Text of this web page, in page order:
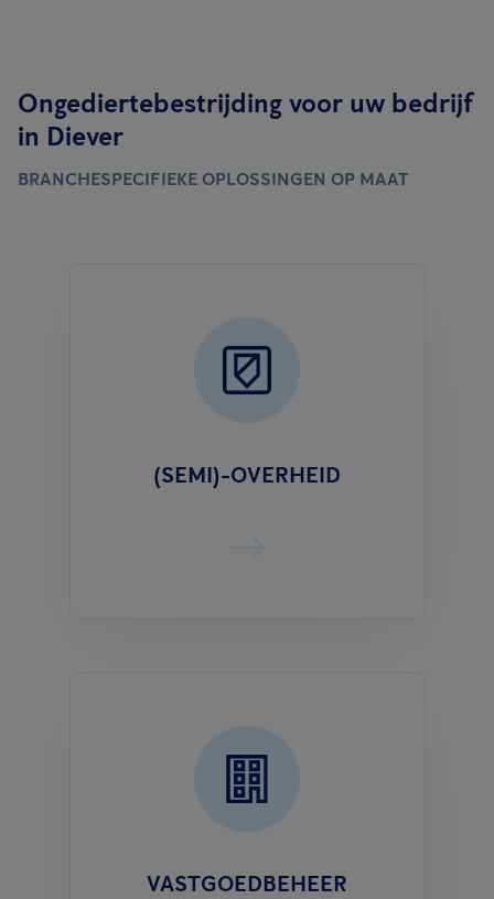
Ongediertebestrijding voor uw bedrijf
in Diever
BRANCHESPECIFIEKE OPLOSSINGEN OP MAAT
(SEMI)-OVERHEID
VASTGOEDBEHEER